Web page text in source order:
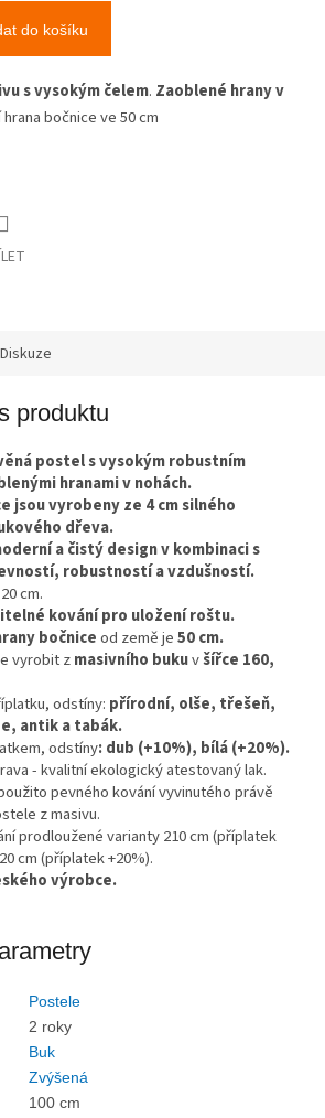
do košíku
s vysokým čelem. Zaoblené hrany v
hrana bočnice ve 50 cm
Diskuze
produktu
postel s vysokým robustním
hranami v nohách.
jsou vyrobeny ze 4 cm silného
dřeva.
a čistý design v kombinaci s
robustností a vzdušností.
cm.
kování pro uložení roštu.
bočniceod země je50 cm.
vyrobit zmasivního bukuvšířce 160,
odstíny: přírodní, olše, třešeň,
antik a tabák.
odstíny: dub (+10%), bílá (+20%).
- kvalitní ekologický atestovaný lak.
pevného kování vyvinutého právě
z masivu.
prodloužené varianty 210 cm (příplatek
cm (příplatek +20%).
výrobce.
Postele
2 roky
Buk
Zvýšená
100 cm